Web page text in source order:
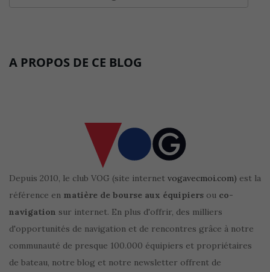
A PROPOS DE CE BLOG
Depuis 2010, le club VOG (site internet vogavecmoi.com) est la
référence en matière de bourse aux équipiers ou co-
navigation sur internet. En plus d'offrir, des milliers
d'opportunités de navigation et de rencontres grâce à notre
communauté de presque 100.000 équipiers et propriétaires
de bateau, notre blog et notre newsletter offrent de